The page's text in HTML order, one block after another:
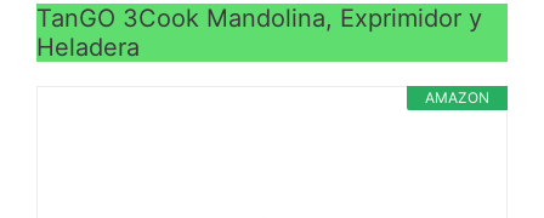
TanGO 3Cook Mandolina, Exprimidor y
Heladera
AMAZON